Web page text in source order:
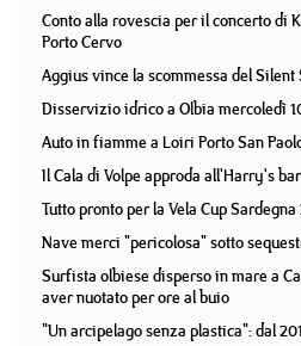
Conto alla rovescia per il concerto di
Porto Cervo
Aggius vince la scommessa del
Disservizio idrico a Olbia mercoledì
Auto in fiamme a Loiri Porto San
Il Cala di Volpe approda all'Harry's
Tutto pronto per la Vela Cup
Nave merci "pericolosa" sotto
Surfista olbiese disperso in mare a
aver nuotato per ore al buio
"Un arcipelago senza plastica": dal